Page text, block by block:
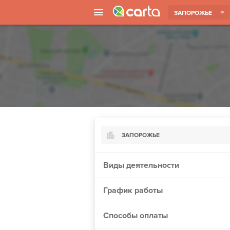
ЗАПОРОЖЬЕ
ЗАПОРОЖЬЕ
Борисполь
Виды деятельности
График работы
Способы оплаты